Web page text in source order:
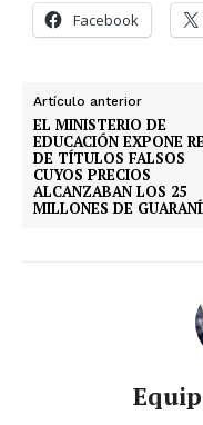
Facebook
Artículo anterior
EL MINISTERIO DE
EDUCACIÓN EXPONE
DE TÍTULOS FALSOS
CUYOS PRECIOS
ALCANZABAN LOS 25
MILLONES DE